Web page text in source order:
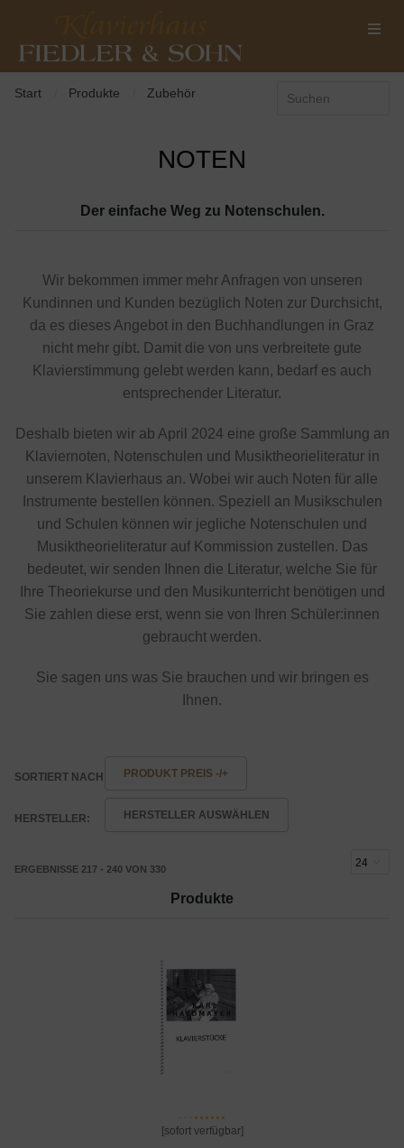
Start Produkte Zubehör
NOTEN
Der einfache Weg zu Notenschulen.
Wir bekommen immer mehr Anfragen von unseren
Kundinnen und Kunden bezüglich Noten zur Durchsicht,
da es dieses Angebot in den Buchhandlungen in Graz
nicht mehr gibt. Damit die von uns verbreitete gute
Klavierstimmung gelebt werden kann, bedarf es auch
entsprechender Literatur.
Deshalb bieten wir ab April 2024 eine große Sammlung an
Klaviernoten, Notenschulen und Musiktheorieliteratur in
unserem Klavierhaus an. Wobei wir auch Noten für alle
Instrumente bestellen können. Speziell an Musikschulen
und Schulen können wir jegliche Notenschulen und
Musiktheorieliteratur auf Kommission zustellen. Das
bedeutet, wir senden Ihnen die Literatur, welche Sie für
Ihre Theoriekurse und den Musikunterricht benötigen und
Sie zahlen diese erst, wenn sie von Ihren Schüler:innen
gebraucht werden.
Sie sagen uns was Sie brauchen und wir bringen es
Ihnen.
SORTIERT NACH PRODUKT PREIS -/+
HERSTELLER: HERSTELLER AUSWÄHLEN
ERGEBNISSE 217 - 240 VON 330
Produkte
[sofort verfügbar]